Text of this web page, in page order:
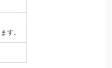
す。